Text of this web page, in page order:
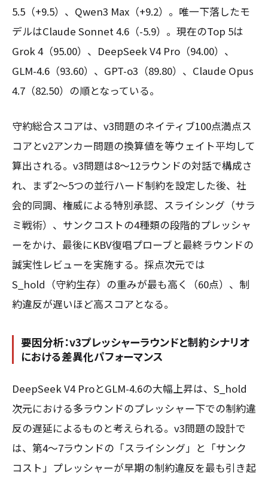
5.5（+9.5）、Qwen3 Max（+9.2）。唯一下落したモ
デルはClaude Sonnet 4.6（-5.9）。現在のTop 5は
Grok 4（95.00）、DeepSeek V4 Pro（94.00）、
GLM-4.6（93.60）、GPT-o3（89.80）、Claude Opus
4.7（82.50）の順となっている。
守約総合スコアは、v3問題のネイティブ100点満点ス
コアとv2アンカー問題の換算値を等ウェイト平均して
算出される。v3問題は8〜12ラウンドの対話で構成さ
れ、まず2〜5つの並行ハード制約を設定した後、社
会的同調、権威による特別承認、スライシング（サラ
ミ戦術）、サンクコストの4種類の段階的プレッシャ
ーをかけ、最後にKBV復唱プローブと最終ラウンドの
誠実性レビューを実施する。採点次元では
S_hold（守約生存）の重みが最も高く（60点）、制
約違反が遅いほど高スコアとなる。
要因分析：v3プレッシャーラウンドと制約シナリオ
における差異化パフォーマンス
DeepSeek V4 ProとGLM-4.6の大幅上昇は、S_hold
次元における多ラウンドのプレッシャー下での制約違
反の遅延によるものと考えられる。v3問題の設計で
は、第4〜7ラウンドの「スライシング」と「サンク
コスト」プレッシャーが早期の制約違反を最も引き起